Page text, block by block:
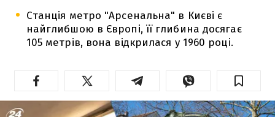
Станція метро "Арсенальна" в Києві є
найглибшою в Європі, її глибина досягає
105 метрів, вона відкрилася у 1960 році.